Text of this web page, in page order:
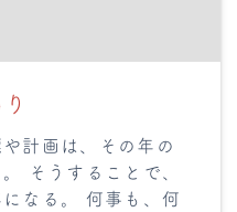
計画は、その年の
そうすることで、
なる。 何事も、何